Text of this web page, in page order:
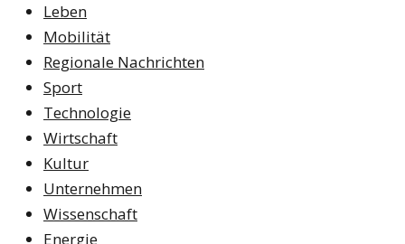
Leben
Mobilität
Regionale Nachrichten
Sport
Technologie
Wirtschaft
Kultur
Unternehmen
Wissenschaft
Energie